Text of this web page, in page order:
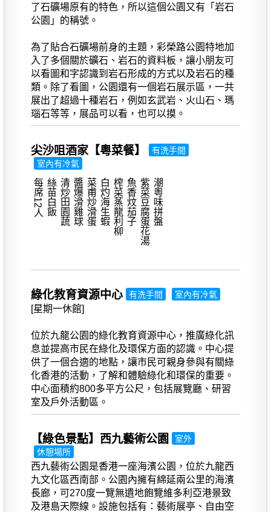
了石礦場原有的特色，所以這個公園又有「岩石
公園」的稱號。
為了貼合石礦場前身的主題，彩榮路公園特地加
入了多個關於礦石、岩石的資料板，讓小朋友可
以看圖和字認識到岩石形成的方式以及岩石的種
類。除了看圖，公園還有一個岩石展示區，一共
展出了超過十種岩石，例如玄武岩、火山石、瑪
瑙石等等，展品可以看，也可以摸。
尖沙咀酒家【粵菜餐】
有洗手間
室內有冷氣
潮粵味拼盤
紫菜豆腐蛋花湯
魚香炆茄子
榨菜蒸龍利柳
白灼海生蝦
菜甫炒滑蛋
醬爆滑雞球
清炒田園蔬
絲苗白飯
每席12人
綠化教育資源中心 有洗手間 室內有冷氣
[星期一休館]
位於九龍公園的綠化教育資源中心，推廣綠化訊
息並提高市民在綠化及環保方面的認識。中心提
供了一個合適的地點，讓市民可親身參與有關綠
化香港的活動，了解和體驗綠化和環保的重要。
中心面積約800多平方公尺，包括展覽廳、研習
室及戶外活動區。
【綠色景點】西九藝術公園
室外
休憩場所
西九藝術公園是香港一座海濱公園，位於九龍西
九文化區西南部。公園內擁有綿延兩公里的海濱
長廊，可270度一覽無遺地飽覽維多利亞港景致
及港島天際線。設施包括有：藝術展亭、自由空